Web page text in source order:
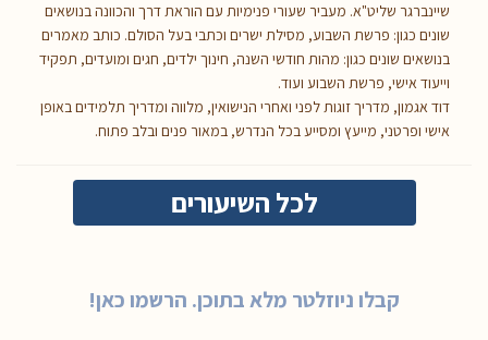
שיינברגר שליט"א. מעביר שעורי פנימיות עם הוראת דרך והכוונה בנושאים
שונים כגון: פרשת השבוע, מסילת ישרים וכתבי בעל הסולם. כותב מאמרים
בנושאים שונים כגון: מהות חודשי השנה, חינוך ילדים, חגים ומועדים, תפקיד
וייעוד אישי, פרשת השבוע ועוד.
דוד אגמון, מדריך זוגות לפני ואחרי הנישואין, מלווה ומדריך תלמידים באופן
אישי ופרטני, מייעץ ומסייע בכל הנדרש, במאור פנים ובלב פתוח.
לכל השיעורים
קבלו ניוזלטר מלא בתוכן. הרשמו כאן!